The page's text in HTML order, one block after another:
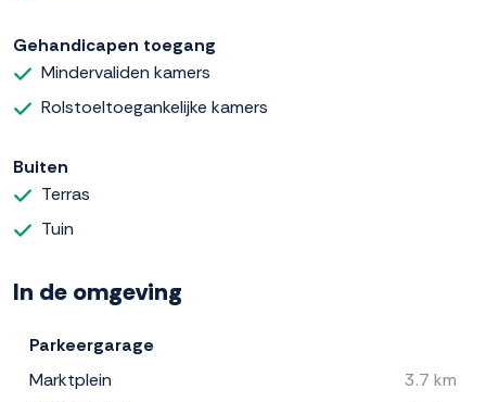
Gehandicapen toegang
Mindervaliden kamers
Rolstoeltoegankelijke kamers
Buiten
Terras
Tuin
In de omgeving
Parkeergarage
Marktplein
3.7 km